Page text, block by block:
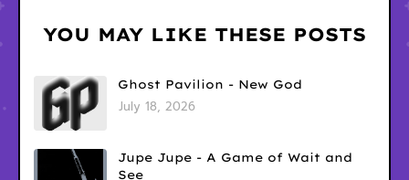
YOU MAY LIKE THESE POSTS
Ghost Pavilion - New God
July 18, 2026
Jupe Jupe - A Game of Wait and
See